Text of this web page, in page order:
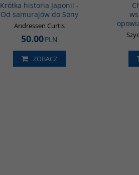
Krótka historia Japonii -
Od samurajów do Sony
Andressen Curtis
50.00PLN
ZOBACZ